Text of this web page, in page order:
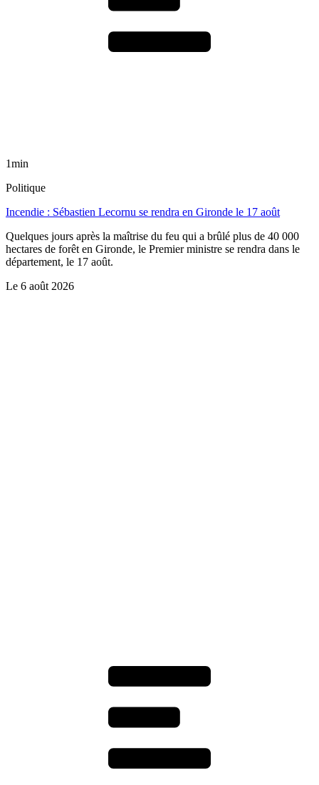
1min
Politique
Incendie : Sébastien Lecornu se rendra en Gironde le 17 août
Quelques jours après la maîtrise du feu qui a brûlé plus de 40 000
hectares de forêt en Gironde, le Premier ministre se rendra dans le
département, le 17 août.
Le 6 août 2026